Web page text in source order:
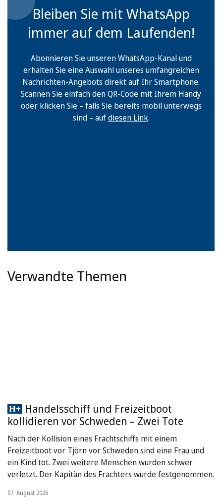
Bleiben Sie mit WhatsApp
immer auf dem Laufenden!
Abonnieren Sie unseren WhatsApp-Kanal und
erhalten Sie eine Auswahl unseres umfangreichen
Nachrichten-Angebots direkt auf Ihr Smartphone.
Scannen Sie einfach den QR-Code mit Ihrem Handy
oder klicken Sie – falls Sie bereits mobil unterwegs
sind – aufdiesen Link.
Verwandte Themen
Handelsschiff und Freizeitboot
kollidieren vor Schweden – Zwei Tote
Nach der Kollision eines Frachtschiffs mit einem
Freizeitboot vor Tjörn vor Schweden sind eine Frau und
ein Kind tot. Zwei weitere Menschen wurden schwer
verletzt. Der Kapitän des Frachters wurde festgenommen.
07. August 2026